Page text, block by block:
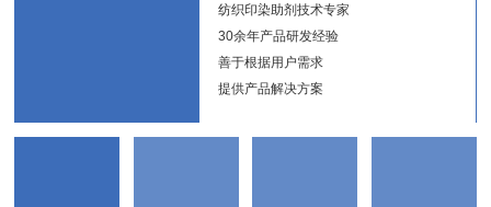
纺织印染助剂技术专家
30余年产品研发经验
善于根据用户需求
提供产品解决方案